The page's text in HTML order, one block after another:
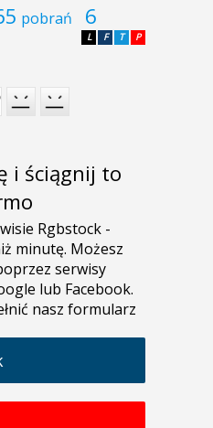
pobrań 6
P
T
F
L
i ściągnij to